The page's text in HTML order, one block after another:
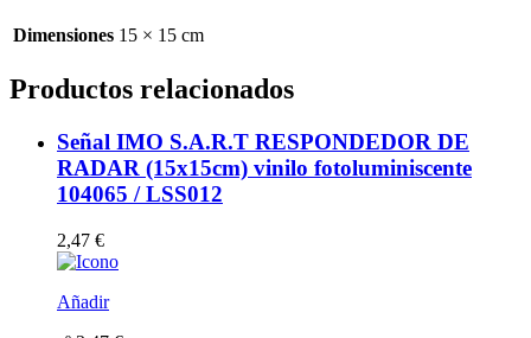
Dimensiones 15 × 15 cm
Productos relacionados
Señal IMO S.A.R.T RESPONDEDOR DE
RADAR (15x15cm) vinilo fotoluminiscente
104065 / LSS012
2,47 €
Añadir